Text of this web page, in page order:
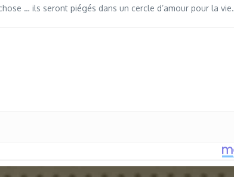
… ils seront piégés dans un cercle d’amour pour la vie.